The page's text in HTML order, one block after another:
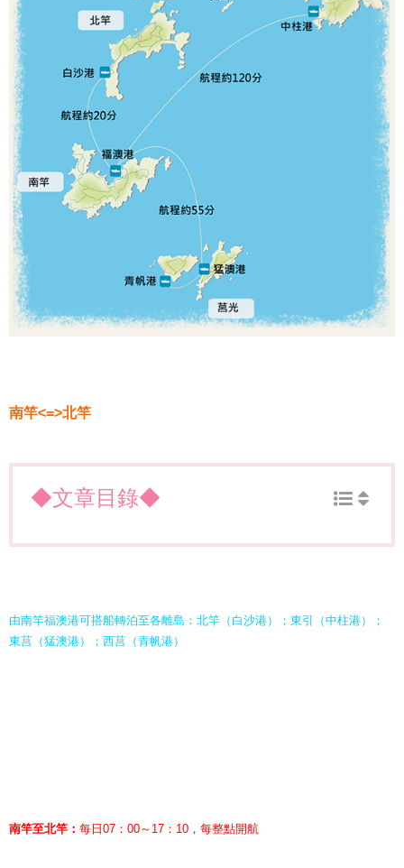
南竿<=>北竿
◆文章目錄◆
由南竿福澳港可搭船轉泊至各離島：北竿（白沙港）；東引（中柱港）；
東莒（猛澳港）；西莒（青帆港）
南竿至北竿： 每日07：00～17：10，每整點開航